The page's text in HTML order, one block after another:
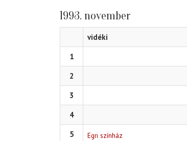
1993. november
vidéki
1
2
3
4
5
Egri színház